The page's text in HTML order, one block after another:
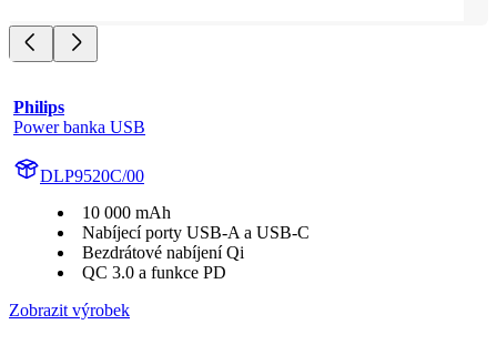
Philips
Power banka USB
DLP9520C/00
10 000 mAh
Nabíjecí porty USB-A a USB-C
Bezdrátové nabíjení Qi
QC 3.0 a funkce PD
Zobrazit výrobek